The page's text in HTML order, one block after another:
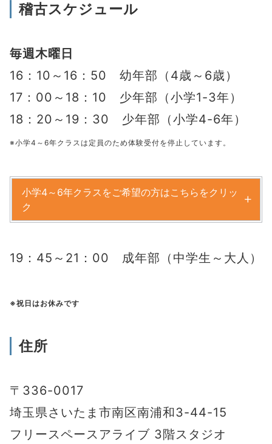
稽古スケジュール
毎週木曜日
16：10～16：50 幼年部（4歳～6歳）
17：00～18：10 少年部（小学1-3年）
18：20～19：30 少年部（小学4-6年）
※小学4～6年クラスは定員のため体験受付を停止しています。
小学4～6年クラスをご希望の方はこちらをクリッ
ク
19：45～21：00 成年部（中学生～大人）
※祝日はお休みです
住所
〒336-0017
埼玉県さいたま市南区南浦和3-44-15
フリースペースアライブ 3階スタジオ